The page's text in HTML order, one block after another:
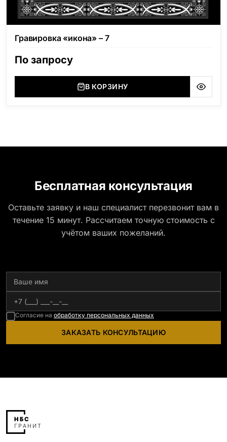
Гравировка «икона» – 7
По запросу
В КОРЗИНУ
Бесплатная консультация
Оставьте заявку и наш специалист перезвонит вам в
течение 15 минут. Рассчитаем точную стоимость с
учётом ваших пожеланий.
Согласие на обработку персональных данных
ЗАКАЗАТЬ КОНСУЛЬТАЦИЮ